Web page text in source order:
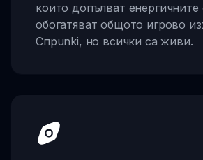
които допълват енергичните
обогатяват общото игрово
Спрunki, но всички са живи.